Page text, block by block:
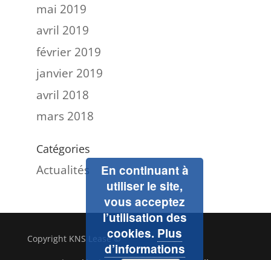
mai 2019
avril 2019
février 2019
janvier 2019
avril 2018
mars 2018
Catégories
Actualités
Copyright KNS Lease ©
En continuant à
utiliser le site,
vous acceptez
l’utilisation des
cookies. Plus
d’informations